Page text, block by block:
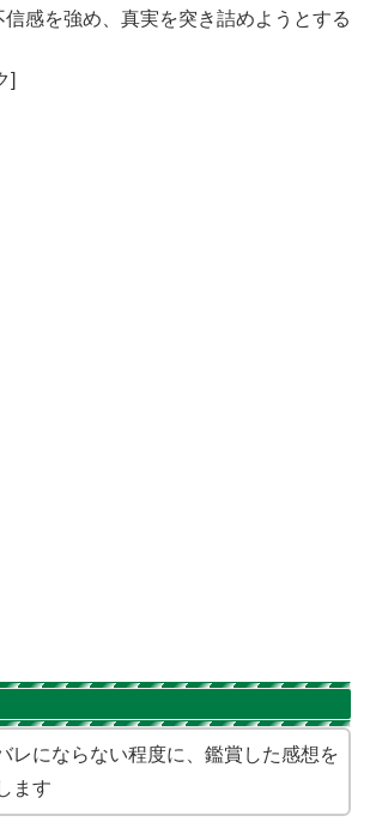
感を強め、真実を突き詰めようとする
]
レにならない程度に、鑑賞した感想を
ます